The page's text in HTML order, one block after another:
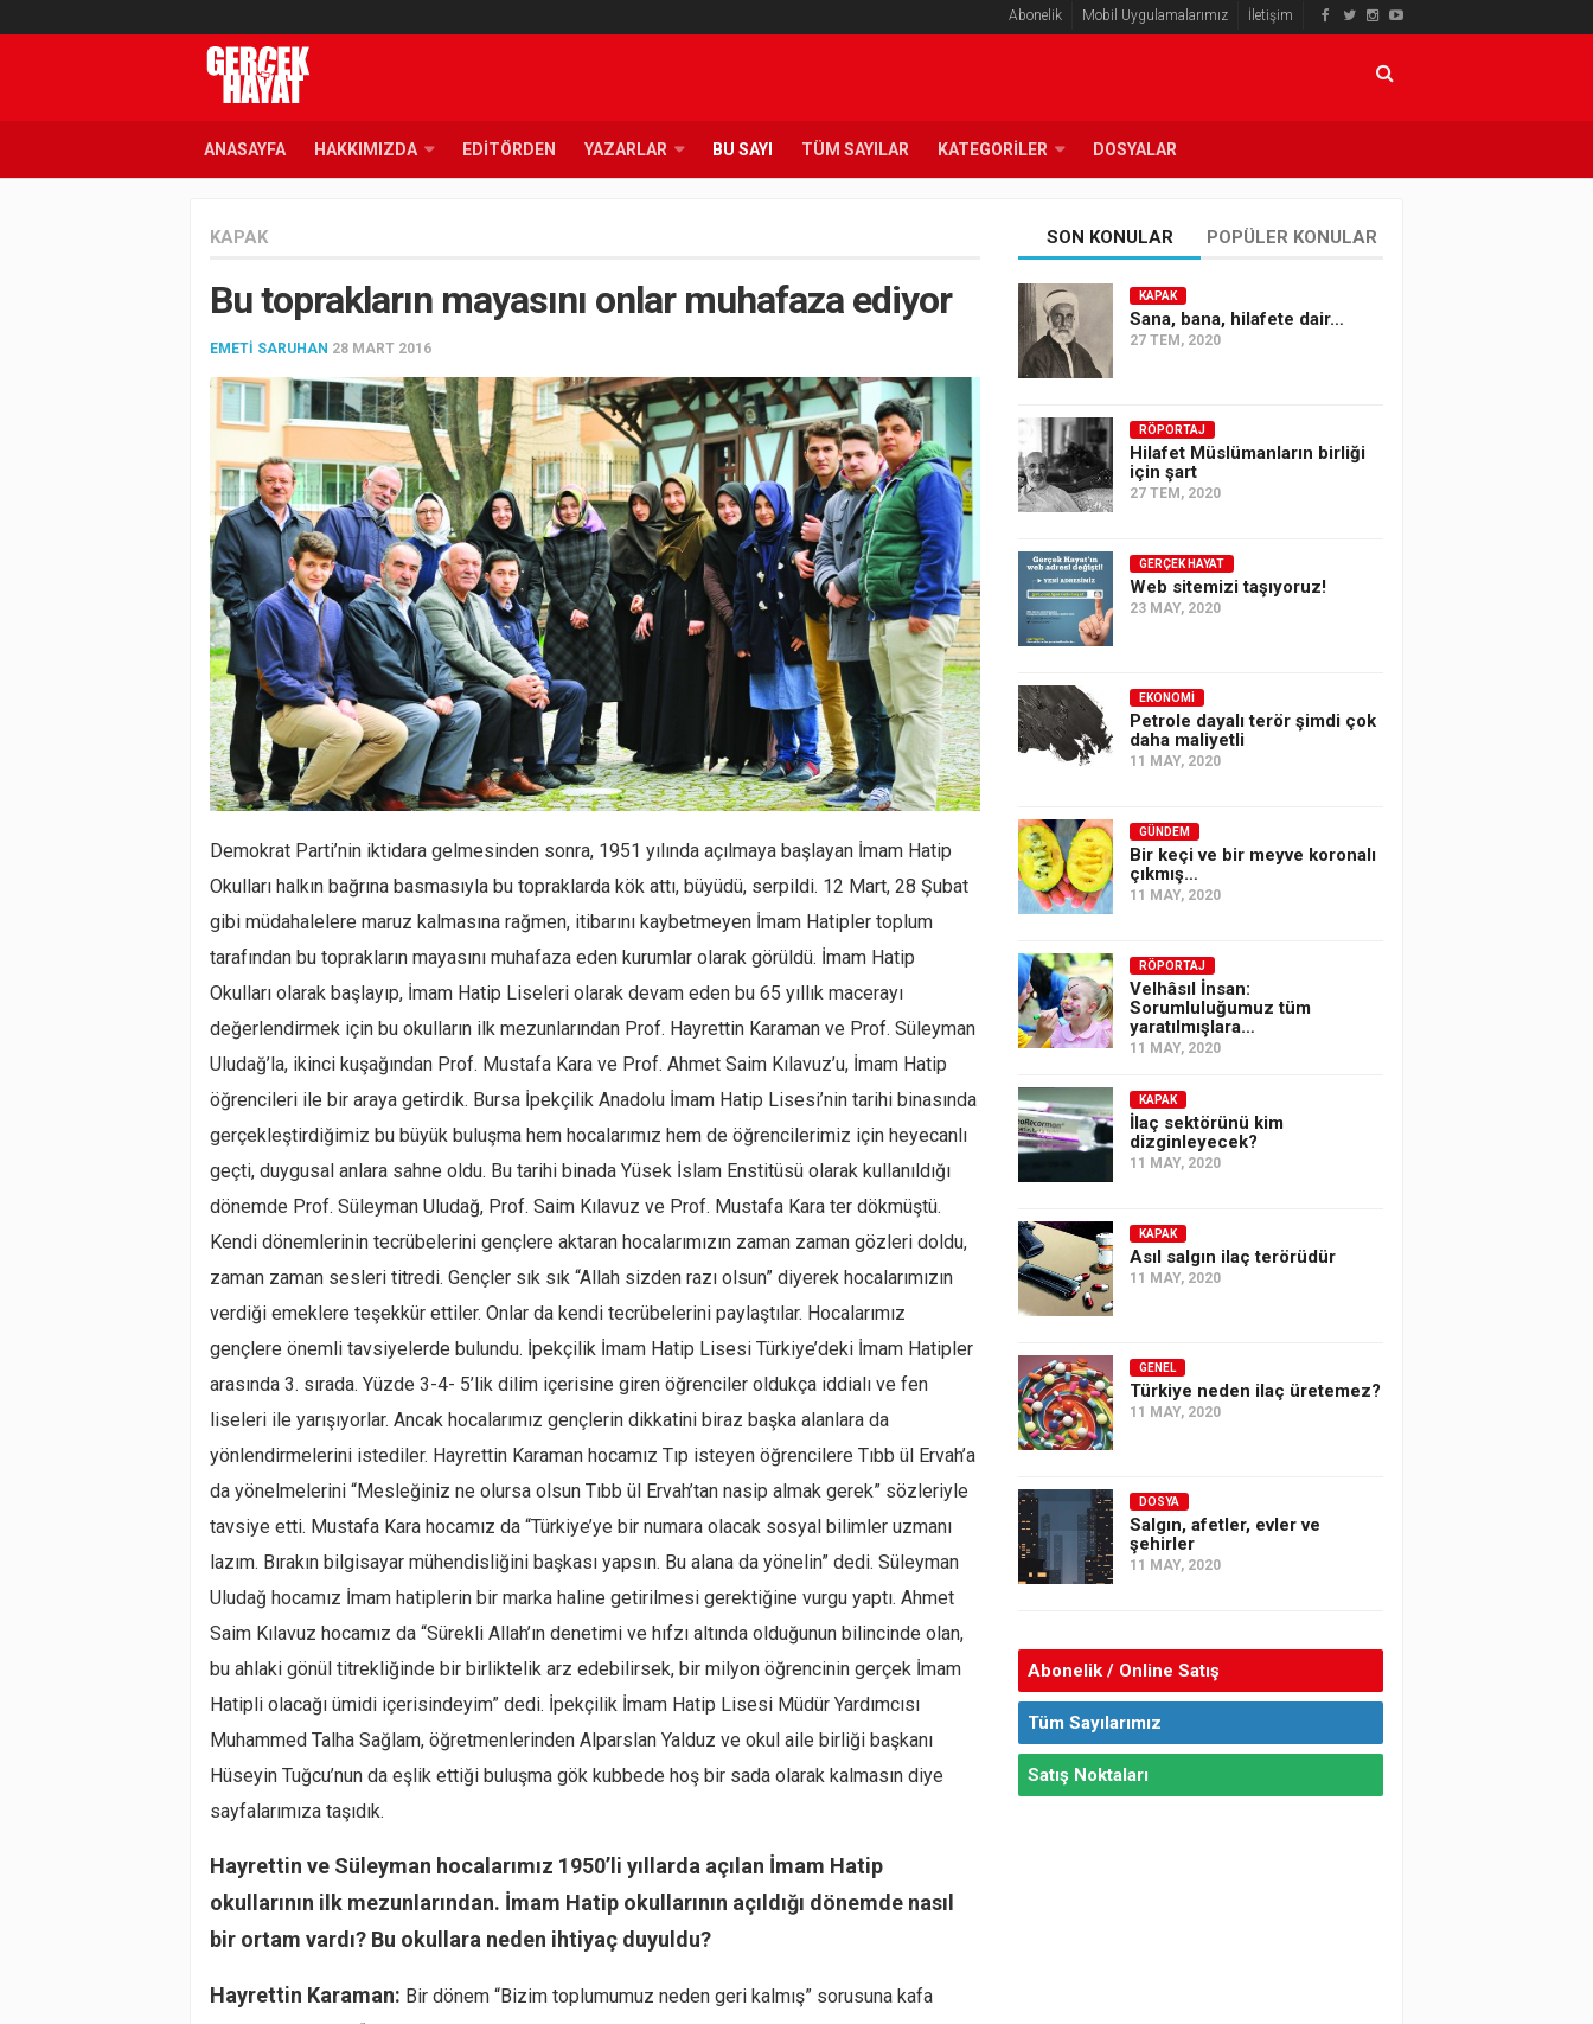
Abonelik Mobil Uygulamalarımız İletişim
ANASAYFA HAKKIMIZDA EDITÖRDEN YAZARLAR BU SAYI TÜM SAYILAR KATEGORILER DOSYALAR
KAPAK
Bu toprakların mayasını onlar muhafaza ediyor
EMETI SARUHAN 28 MART 2016
Demokrat Parti’nin iktidara gelmesinden sonra, 1951 yılında açılmaya başlayan İmam Hatip
Okulları halkın bağrına basmasıyla bu topraklarda kök attı, büyüdü, serpildi. 12 Mart, 28 Şubat
gibi müdahalelere maruz kalmasına rağmen, itibarını kaybetmeyen İmam Hatipler toplum
tarafından bu toprakların mayasını muhafaza eden kurumlar olarak görüldü. İmam Hatip
Okulları olarak başlayıp, İmam Hatip Liseleri olarak devam eden bu 65 yıllık macerayı
değerlendirmek için bu okulların ilk mezunlarından Prof. Hayrettin Karaman ve Prof. Süleyman
Uludağ’la, ikinci kuşağından Prof. Mustafa Kara ve Prof. Ahmet Saim Kılavuz’u, İmam Hatip
öğrencileri ile bir araya getirdik. Bursa İpekçilik Anadolu İmam Hatip Lisesi’nin tarihi binasında
gerçekleştirdiğimiz bu büyük buluşma hem hocalarımız hem de öğrencilerimiz için heyecanlı
geçti, duygusal anlara sahne oldu. Bu tarihi binada Yüsek İslam Enstitüsü olarak kullanıldığı
dönemde Prof. Süleyman Uludağ, Prof. Saim Kılavuz ve Prof. Mustafa Kara ter dökmüştü.
Kendi dönemlerinin tecrübelerini gençlere aktaran hocalarımızın zaman zaman gözleri doldu,
zaman zaman sesleri titredi. Gençler sık sık “Allah sizden razı olsun” diyerek hocalarımızın
verdiği emeklere teşekkür ettiler. Onlar da kendi tecrübelerini paylaştılar. Hocalarımız
gençlere önemli tavsiyelerde bulundu. İpekçilik İmam Hatip Lisesi Türkiye’deki İmam Hatipler
arasında 3. sırada. Yüzde 3-4- 5’lik dilim içerisine giren öğrenciler oldukça iddialı ve fen
liseleri ile yarışıyorlar. Ancak hocalarımız gençlerin dikkatini biraz başka alanlara da
yönlendirmelerini istediler. Hayrettin Karaman hocamız Tıp isteyen öğrencilere Tıbb ül Ervah’a
da yönelmelerini “Mesleğiniz ne olursa olsun Tıbb ül Ervah’tan nasip almak gerek” sözleriyle
tavsiye etti. Mustafa Kara hocamız da “Türkiye’ye bir numara olacak sosyal bilimler uzmanı
lazım. Bırakın bilgisayar mühendisliğini başkası yapsın. Bu alana da yönelin” dedi. Süleyman
Uludağ hocamız İmam hatiplerin bir marka haline getirilmesi gerektiğine vurgu yaptı. Ahmet
Saim Kılavuz hocamız da “Sürekli Allah’ın denetimi ve hıfzı altında olduğunun bilincinde olan,
bu ahlaki gönül titrekliğinde bir birliktelik arz edebilirsek, bir milyon öğrencinin gerçek İmam
Hatipli olacağı ümidi içerisindeyim” dedi. İpekçilik İmam Hatip Lisesi Müdür Yardımcısı
Muhammed Talha Sağlam, öğretmenlerinden Alparslan Yalduz ve okul aile birliği başkanı
Hüseyin Tuğcu’nun da eşlik ettiği buluşma gök kubbede hoş bir sada olarak kalmasın diye
sayfalarımıza taşıdık.
Hayrettin ve Süleyman hocalarımız 1950’li yıllarda açılan İmam Hatip
okullarının ilk mezunlarından. İmam Hatip okullarının açıldığı dönemde nasıl
bir ortam vardı? Bu okullara neden ihtiyaç duyuldu?
Hayrettin Karaman: Bir dönem “Bizim toplumumuz neden geri kalmış” sorusuna kafa
SON KONULAR POPÜLER KONULAR
KAPAK
Sana, bana, hilafete dair…
27 TEM, 2020
RÖPORTAJ
Hilafet Müslümanların birliği
için şart
27 TEM, 2020
GERÇEK HAYAT
Web sitemizi taşıyoruz!
23 MAY, 2020
EKONOMI
Petrole dayalı terör şimdi çok
daha maliyetli
11 MAY, 2020
GÜNDEM
Bir keçi ve bir meyve koronalı
çıkmış…
11 MAY, 2020
RÖPORTAJ
Velhâsıl İnsan:
Sorumluluğumuz tüm
yaratılmışlara…
11 MAY, 2020
KAPAK
İlaç sektörünü kim
dizginleyecek?
11 MAY, 2020
KAPAK
Asıl salgın ilaç terörüdür
11 MAY, 2020
GENEL
Türkiye neden ilaç üretemez?
11 MAY, 2020
DOSYA
Salgın, afetler, evler ve
şehirler
11 MAY, 2020
Abonelik / Online Satış
Tüm Sayılarımız
Satış Noktaları